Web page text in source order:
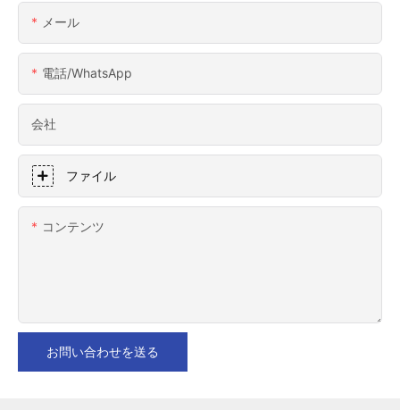
メール
電話/WhatsApp
会社
ファイル
コンテンツ
お問い合わせを送る